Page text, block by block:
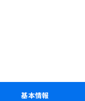
基本情報